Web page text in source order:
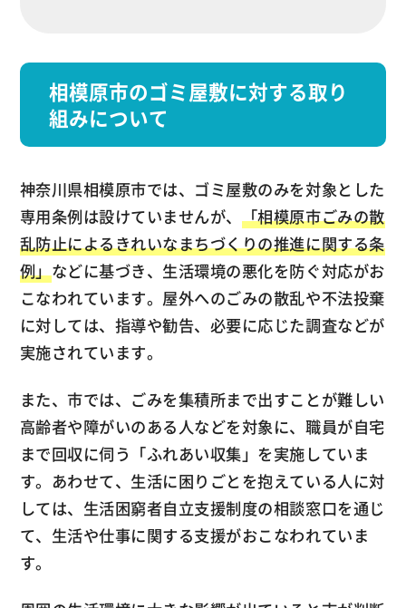
相模原市のゴミ屋敷に対する取り
組みについて
神奈川県相模原市では、ゴミ屋敷のみを対象とした
専用条例は設けていませんが、 「相模原市ごみの散
乱防止によるきれいなまちづくりの推進に関する条
例」などに基づき、生活環境の悪化を防ぐ対応がお
こなわれています。屋外へのごみの散乱や不法投棄
に対しては、指導や勧告、必要に応じた調査などが
実施されています。
また、市では、ごみを集積所まで出すことが難しい
高齢者や障がいのある人などを対象に、職員が自宅
まで回収に伺う「ふれあい収集」を実施していま
す。あわせて、生活に困りごとを抱えている人に対
しては、生活困窮者自立支援制度の相談窓口を通じ
て、生活や仕事に関する支援がおこなわれていま
す。